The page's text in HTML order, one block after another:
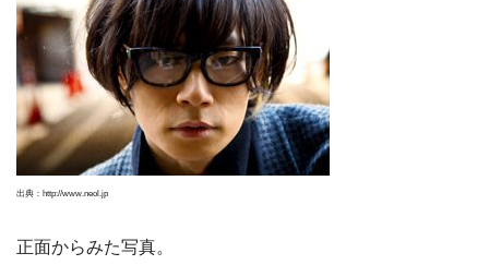
出典：http://www.neol.jp
正面からみた写真。